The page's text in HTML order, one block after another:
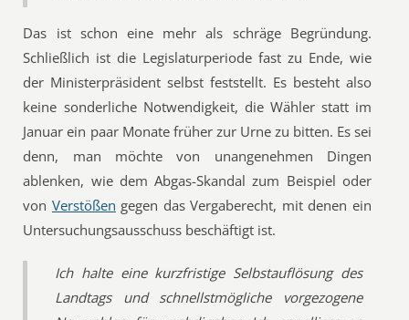
Das ist schon eine mehr als schräge Begründung.
Schließlich ist die Legislaturperiode fast zu Ende, wie
der Ministerpräsident selbst feststellt. Es besteht also
keine sonderliche Notwendigkeit, die Wähler statt im
Januar ein paar Monate früher zur Urne zu bitten. Es sei
denn, man möchte von unangenehmen Dingen
ablenken, wie dem Abgas-Skandal zum Beispiel oder
von Verstößen gegen das Vergaberecht, mit denen ein
Untersuchungsausschuss beschäftigt ist.
Ich halte eine kurzfristige Selbstauflösung des
Landtags und schnellstmögliche vorgezogene